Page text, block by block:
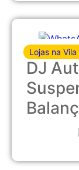
Lojas na Vila
DJ